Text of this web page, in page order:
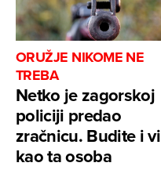
ORUŽJE NIKOME NE
TREBA
Netko je zagorskoj
policiji predao
zračnicu. Budite i vi
kao ta osoba